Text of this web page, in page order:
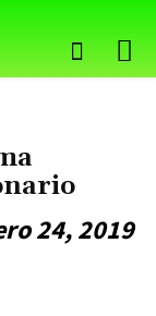
24, 2019